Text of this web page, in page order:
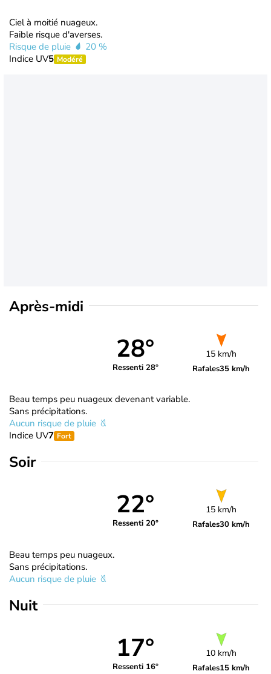
Ciel à moitié nuageux.
Faible risque d'averses.
Risque de pluie
20 %
Indice UV5 Modéré
Après-midi
28°
Ressenti 28°
15 km/h
Rafales35 km/h
Beau temps peu nuageux devenant variable.
Sans précipitations.
Aucun risque de pluie
Indice UV7 Fort
Soir
22°
Ressenti 20°
15 km/h
Rafales30 km/h
Beau temps peu nuageux.
Sans précipitations.
Aucun risque de pluie
Nuit
17°
Ressenti 16°
10 km/h
Rafales15 km/h